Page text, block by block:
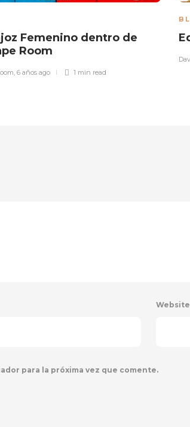
Femenino dentro de
Room
, 6 años ago 1 min read
Website
para la próxima vez que comente.